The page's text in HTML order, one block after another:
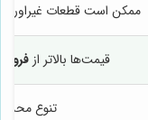
ممکن است قطعات
قیمت‌ها بالاتر از
تنوع